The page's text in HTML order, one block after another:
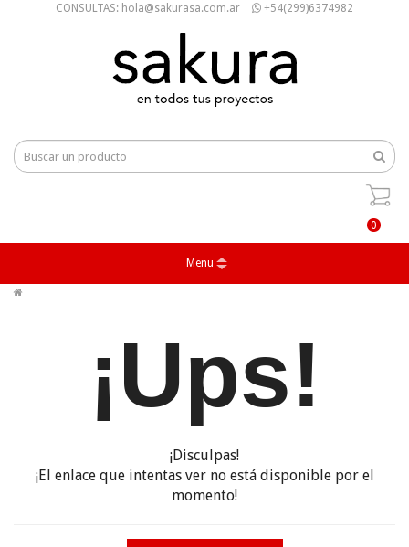
CONSULTAS: hola@sakurasa.com.ar +54(299)6374982
0
Menu
¡Ups!
¡Disculpas!
¡El enlace que intentas ver no está disponible por el
momento!